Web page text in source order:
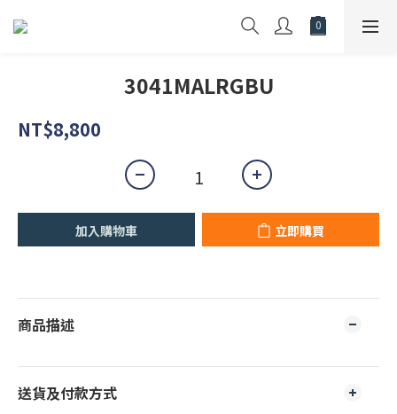
3041MALRGBU
NT$8,800
加入購物車 立即購買
商品描述
送貨及付款方式